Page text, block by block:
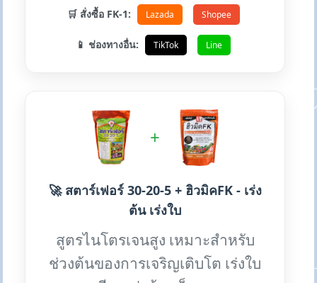
🛒 สั่งซื้อ FK-1: Lazada Shopee
📱 ช่องทางอื่น: TikTok Line
+
🚀 สตาร์เฟอร์ 30-20-5 + ฮิวมิคFK - เร่ง
ต้น เร่งใบ
สูตรไนโตรเจนสูง เหมาะสำหรับ
ช่วงต้นของการเจริญเติบโต เร่งใบ